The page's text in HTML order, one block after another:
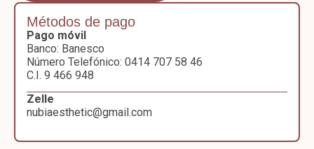
Métodos de pago
Pago móvil
Banco: Banesco
Número Telefónico: 0414 707 58 46
C.I. 9 466 948
Zelle
nubiaesthetic@gmail.com